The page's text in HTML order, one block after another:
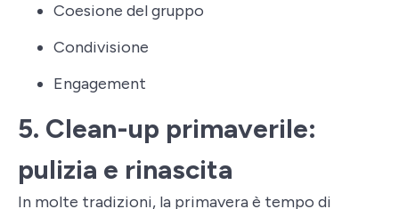
Coesione del gruppo
Condivisione
Engagement
5. Clean-up primaverile:
pulizia e rinascita
In molte tradizioni, la primavera è tempo di